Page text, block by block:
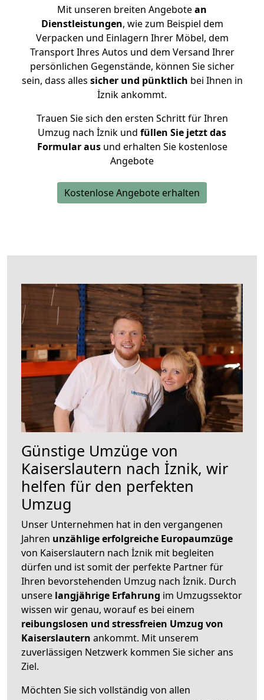
Mit unseren breiten Angebotean
Dienstleistungen, wie zum Beispiel dem
Verpacken und Einlagern Ihrer Möbel, dem
Transport Ihres Autos und dem Versand Ihrer
persönlichen Gegenstände, können Sie sicher
sein, dass alles sicher und pünktlich bei Ihnen in
İznik ankommt.
Trauen Sie sich den ersten Schritt für Ihren
Umzug nach İznik und füllen Sie jetzt das
Formular ausund erhalten Sie kostenlose
Angebote
Kostenlose Angebote erhalten
Günstige Umzüge von
Kaiserslautern nach İznik, wir
helfen für den perfekten
Umzug
Unser Unternehmen hat in den vergangenen
Jahren unzählige erfolgreiche Europaumzüge
von Kaiserslautern nach İznik mit begleiten
dürfen und ist somit der perfekte Partner für
Ihren bevorstehenden Umzug nach İznik. Durch
unsere langjährige Erfahrung im Umzugssektor
wissen wir genau, worauf es bei einem
reibungslosen und stressfreien Umzug von
Kaiserslautern ankommt. Mit unserem
zuverlässigen Netzwerk kommen Sie sicher ans
Ziel.
Möchten Sie sich vollständig von allen